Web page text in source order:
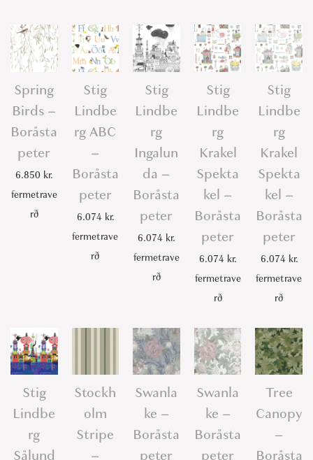
Spring
Birds –
Boråsta
peter
6.850 kr.
fermetrave
rð
Stig
Lindbe
rg ABC
–
Boråsta
peter
6.074 kr.
fermetrave
rð
Stig
Lindbe
rg
Ingalun
da –
Boråsta
peter
6.074 kr.
fermetrave
rð
Stig
Lindbe
rg
Krakel
Spekta
kel –
Boråsta
peter
6.074 kr.
fermetrave
rð
Stig
Lindbe
rg
Krakel
Spekta
kel –
Boråsta
peter
6.074 kr.
fermetrave
rð
Stig
Lindbe
rg
Sålund
Stockh
olm
Stripe
–
Swanla
ke –
Boråsta
peter
Swanla
ke –
Boråsta
peter
Tree
Canopy
–
Boråsta